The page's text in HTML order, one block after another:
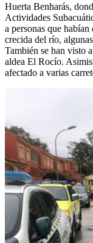
Huerta Benharás,
Actividades
a personas que
crecida del río,
También se han visto
aldea El Rocío.
afectado a varias